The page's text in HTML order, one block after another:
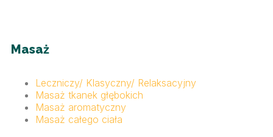
Masaż
Leczniczy/ Klasyczny/ Relaksacyjny
Masaż tkanek głębokich
Masaż aromatyczny
Masaż całego ciała